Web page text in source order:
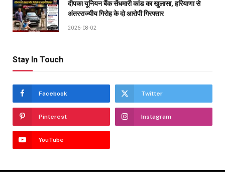
दीपका यूनियन बैंक सेंधमारी कांड का खुलासा, हरियाणा से
अंतरराज्यीय गिरोह के दो आरोपी गिरफ्तार
2026-08-02
Stay In Touch
Facebook Twitter
Pinterest Instagram
YouTube